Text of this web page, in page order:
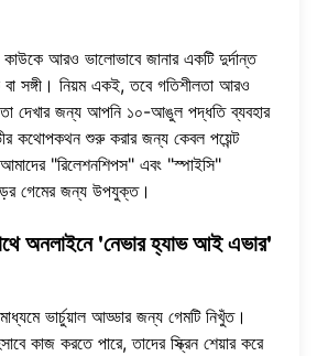
আরও ভালোভাবে জানার একটি দুর্দান্ত
সঙ্গী। নিয়ম একই, তবে গতিশীলতা আরও
দেখার জন্য আপনি ১০-আঙুল পদ্ধতি ব্যবহার
কথোপকথন শুরু করার জন্য কেবল পয়েন্ট
"রিলেশনশিপস" এবং "স্পাইসি"
গেমের জন্য উপযুক্ত।
অনলাইনে 'নেভার হ্যাভ আই এভার'
ভার্চুয়াল আড্ডার জন্য গেমটি নিখুঁত।
কাজ করতে পারে, তাদের স্ক্রিন শেয়ার করে